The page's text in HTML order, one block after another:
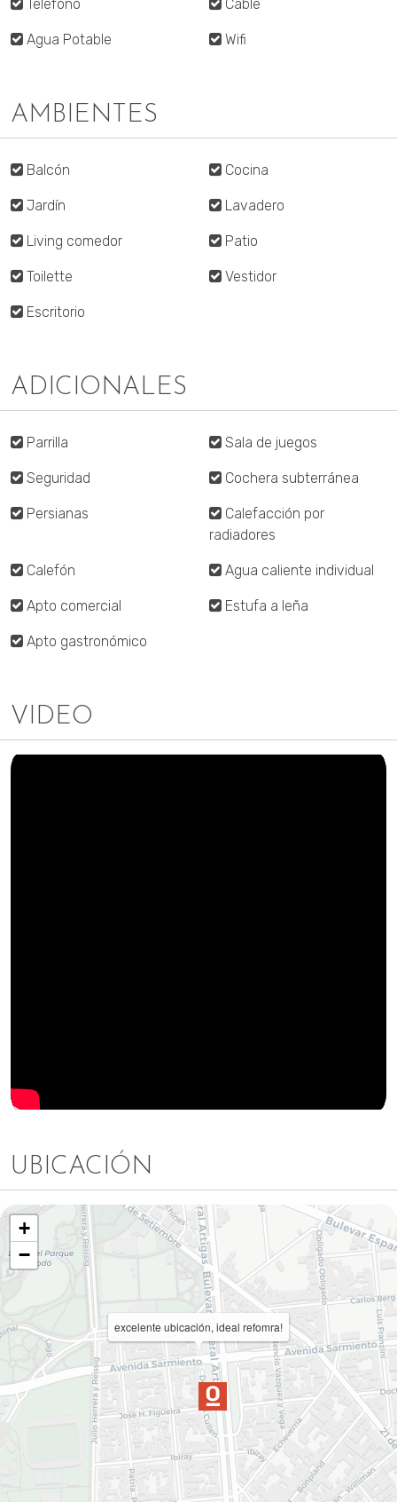
Teléfono Cable
Agua Potable Wifi
AMBIENTES
Balcón Cocina
Jardín Lavadero
Living comedor Patio
Toilette Vestidor
Escritorio
ADICIONALES
Parrilla Sala de juegos
Seguridad Cochera subterránea
Persianas
Calefacción por
radiadores
Calefón Agua caliente individual
Apto comercial Estufa a leña
Apto gastronómico
VIDEO
UBICACIÓN
excelente ubicación, ideal refomra!
+
−